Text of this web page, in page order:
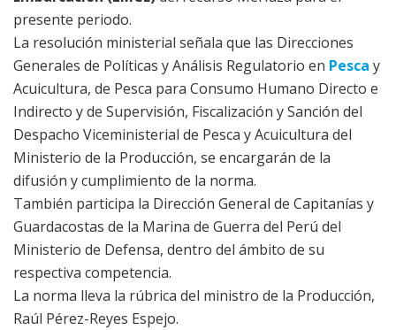
presente periodo.
La resolución ministerial señala que las Direcciones
Generales de Políticas y Análisis Regulatorio en Pesca y
Acuicultura, de Pesca para Consumo Humano Directo e
Indirecto y de Supervisión, Fiscalización y Sanción del
Despacho Viceministerial de Pesca y Acuicultura del
Ministerio de la Producción, se encargarán de la
difusión y cumplimiento de la norma.
También participa la Dirección General de Capitanías y
Guardacostas de la Marina de Guerra del Perú del
Ministerio de Defensa, dentro del ámbito de su
respectiva competencia.
La norma lleva la rúbrica del ministro de la Producción,
Raúl Pérez-Reyes Espejo.